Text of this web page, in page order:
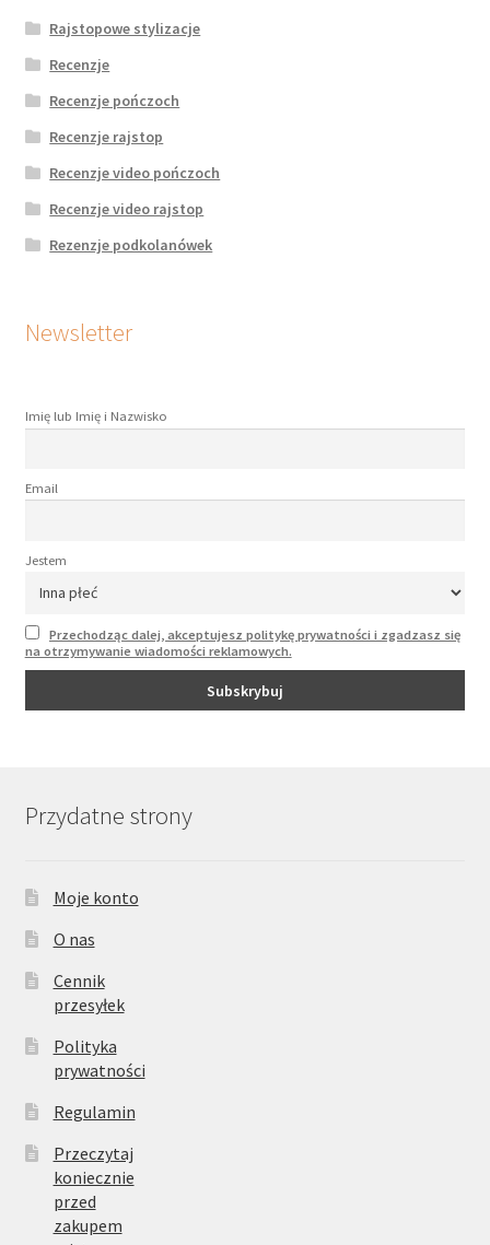
Rajstopowe stylizacje
Recenzje
Recenzje pończoch
Recenzje rajstop
Recenzje video pończoch
Recenzje video rajstop
Rezenzje podkolanówek
Newsletter
Imię lub Imię i Nazwisko
Email
Jestem
Przechodząc dalej, akceptujesz politykę prywatności i zgadzasz się
na otrzymywanie wiadomości reklamowych.
Przydatne strony
Moje konto
O nas
Cennik
przesyłek
Polityka
prywatności
Regulamin
Przeczytaj
koniecznie
przed
zakupem